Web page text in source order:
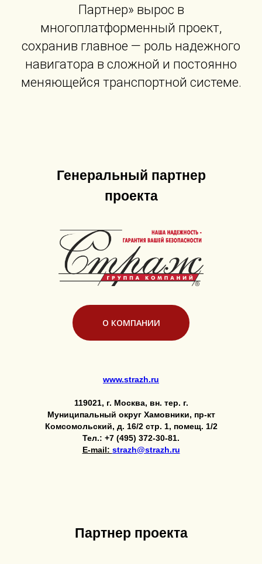
Партнер» вырос в
многоплатформенный проект,
сохранив главное — роль надежного
навигатора в сложной и постоянно
меняющейся транспортной системе.
Генеральный партнер
проекта
www.strazh.ru
119021, г. Москва, вн. тер. г.
Муниципальный округ Хамовники, пр-кт
Комсомольский, д. 16/2 стр. 1, помещ. 1/2
Тел.: +7 (495) 372-30-81.
E-mail: strazh@strazh.ru
О КОМПАНИИ
Партнер проекта